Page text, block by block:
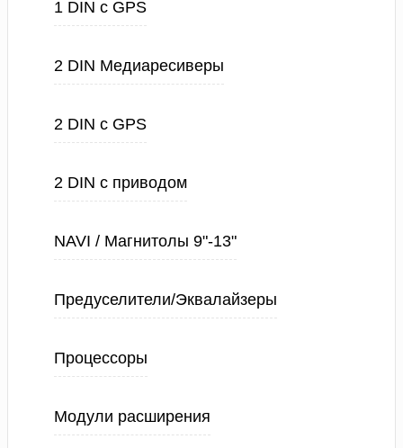
1 DIN с GPS
2 DIN Медиаресиверы
2 DIN с GPS
2 DIN с приводом
NAVI / Магнитолы 9"-13"
Предуселители/Эквалайзеры
Процессоры
Модули расширения